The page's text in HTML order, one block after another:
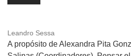
Leandro Sessa
A propósito de Alexandra Pita